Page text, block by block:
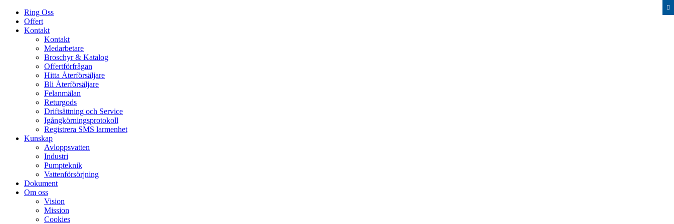
Ring Oss
Offert
Kontakt
Kontakt
Medarbetare
Broschyr & Katalog
Offertförfrågan
Hitta Återförsäljare
Bli Återförsäljare
Felanmälan
Returgods
Driftsättning och Service
Igång­körnings­protokoll
Registrera SMS larmenhet
Kunskap
Avloppsvatten
Industri
Pumpteknik
Vattenförsörjning
Dokument
Om oss
Vision
Mission
Cookies
